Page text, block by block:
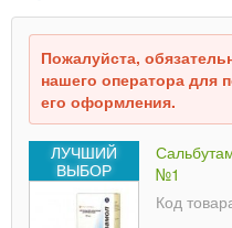
Пожалуйста,
нашего оператора для
его оформления.
ЛУЧШИЙ
ВЫБОР
№1
Код